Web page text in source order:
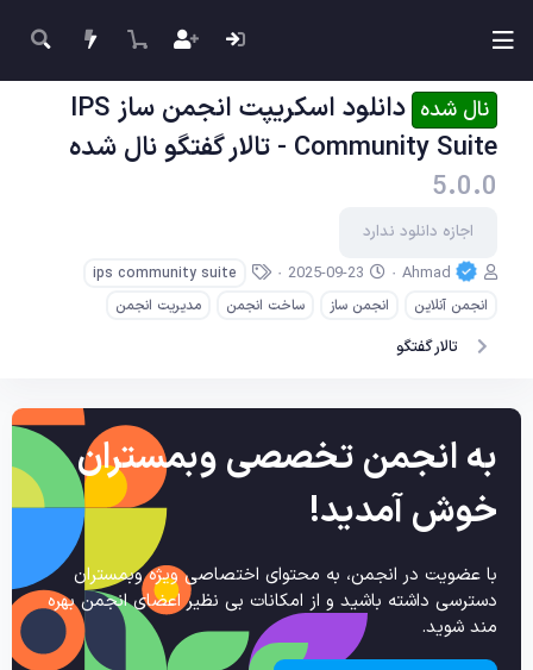
نال شده
دانلود اسکریپت انجمن ساز IPS
Community Suite - تالار گفتگو نال شده
5.0.0
اجازه دانلود ندارد
ن
ی
س
ن
ه
Ahmad
ت
ر
ی
د
2025-09-23
چ
ا
ips community suite
انجمن آنلاین
انجمن ساز ساخت انجمن مدیریت انجمن
تالار گفتگو
به انجمن تخصصی وبمستران
خوش آمدید!
با عضویت در انجمن، به محتوای اختصاصی ویژه وبمستران
دسترسی داشته باشید و از امکانات بی نظیر اعضای انجمن بهره
مند شوید.